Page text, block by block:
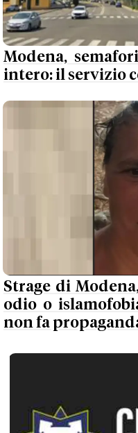
Modena,
intero: il servizio
Strage di
odio o
non fa